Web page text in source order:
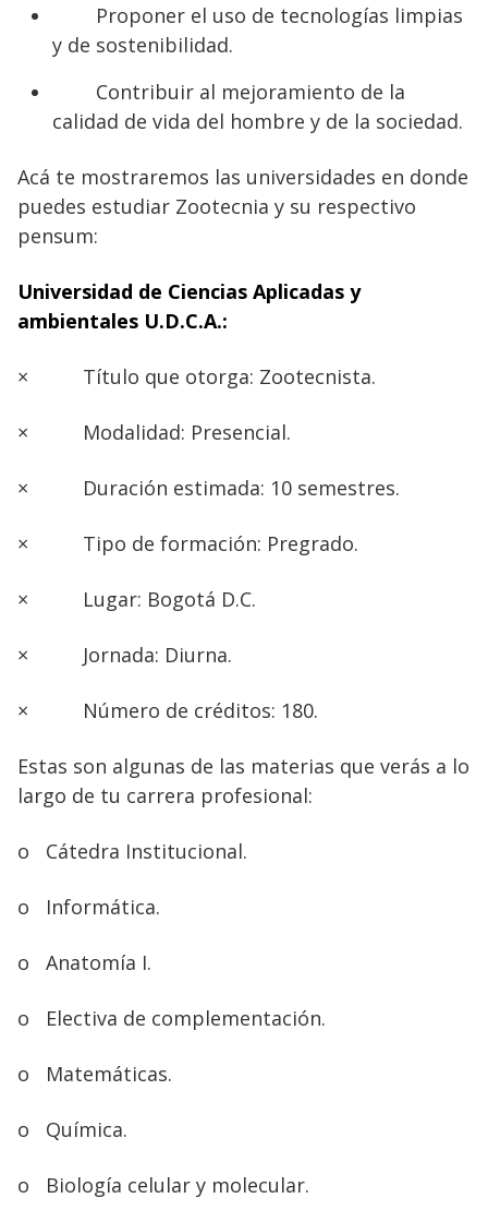
Proponer el uso de tecnologías limpias
y de sostenibilidad.
Contribuir al mejoramiento de la
calidad de vida del hombre y de la sociedad.
Acá te mostraremos las universidades en donde
puedes estudiar Zootecnia y su respectivo
pensum:
Universidad de Ciencias Aplicadas y
ambientales U.D.C.A.:
× Título que otorga: Zootecnista.
× Modalidad: Presencial.
× Duración estimada: 10 semestres.
× Tipo de formación: Pregrado.
× Lugar: Bogotá D.C.
× Jornada: Diurna.
× Número de créditos: 180.
Estas son algunas de las materias que verás a lo
largo de tu carrera profesional:
o Cátedra Institucional.
o Informática.
o Anatomía I.
o Electiva de complementación.
o Matemáticas.
o Química.
o Biología celular y molecular.